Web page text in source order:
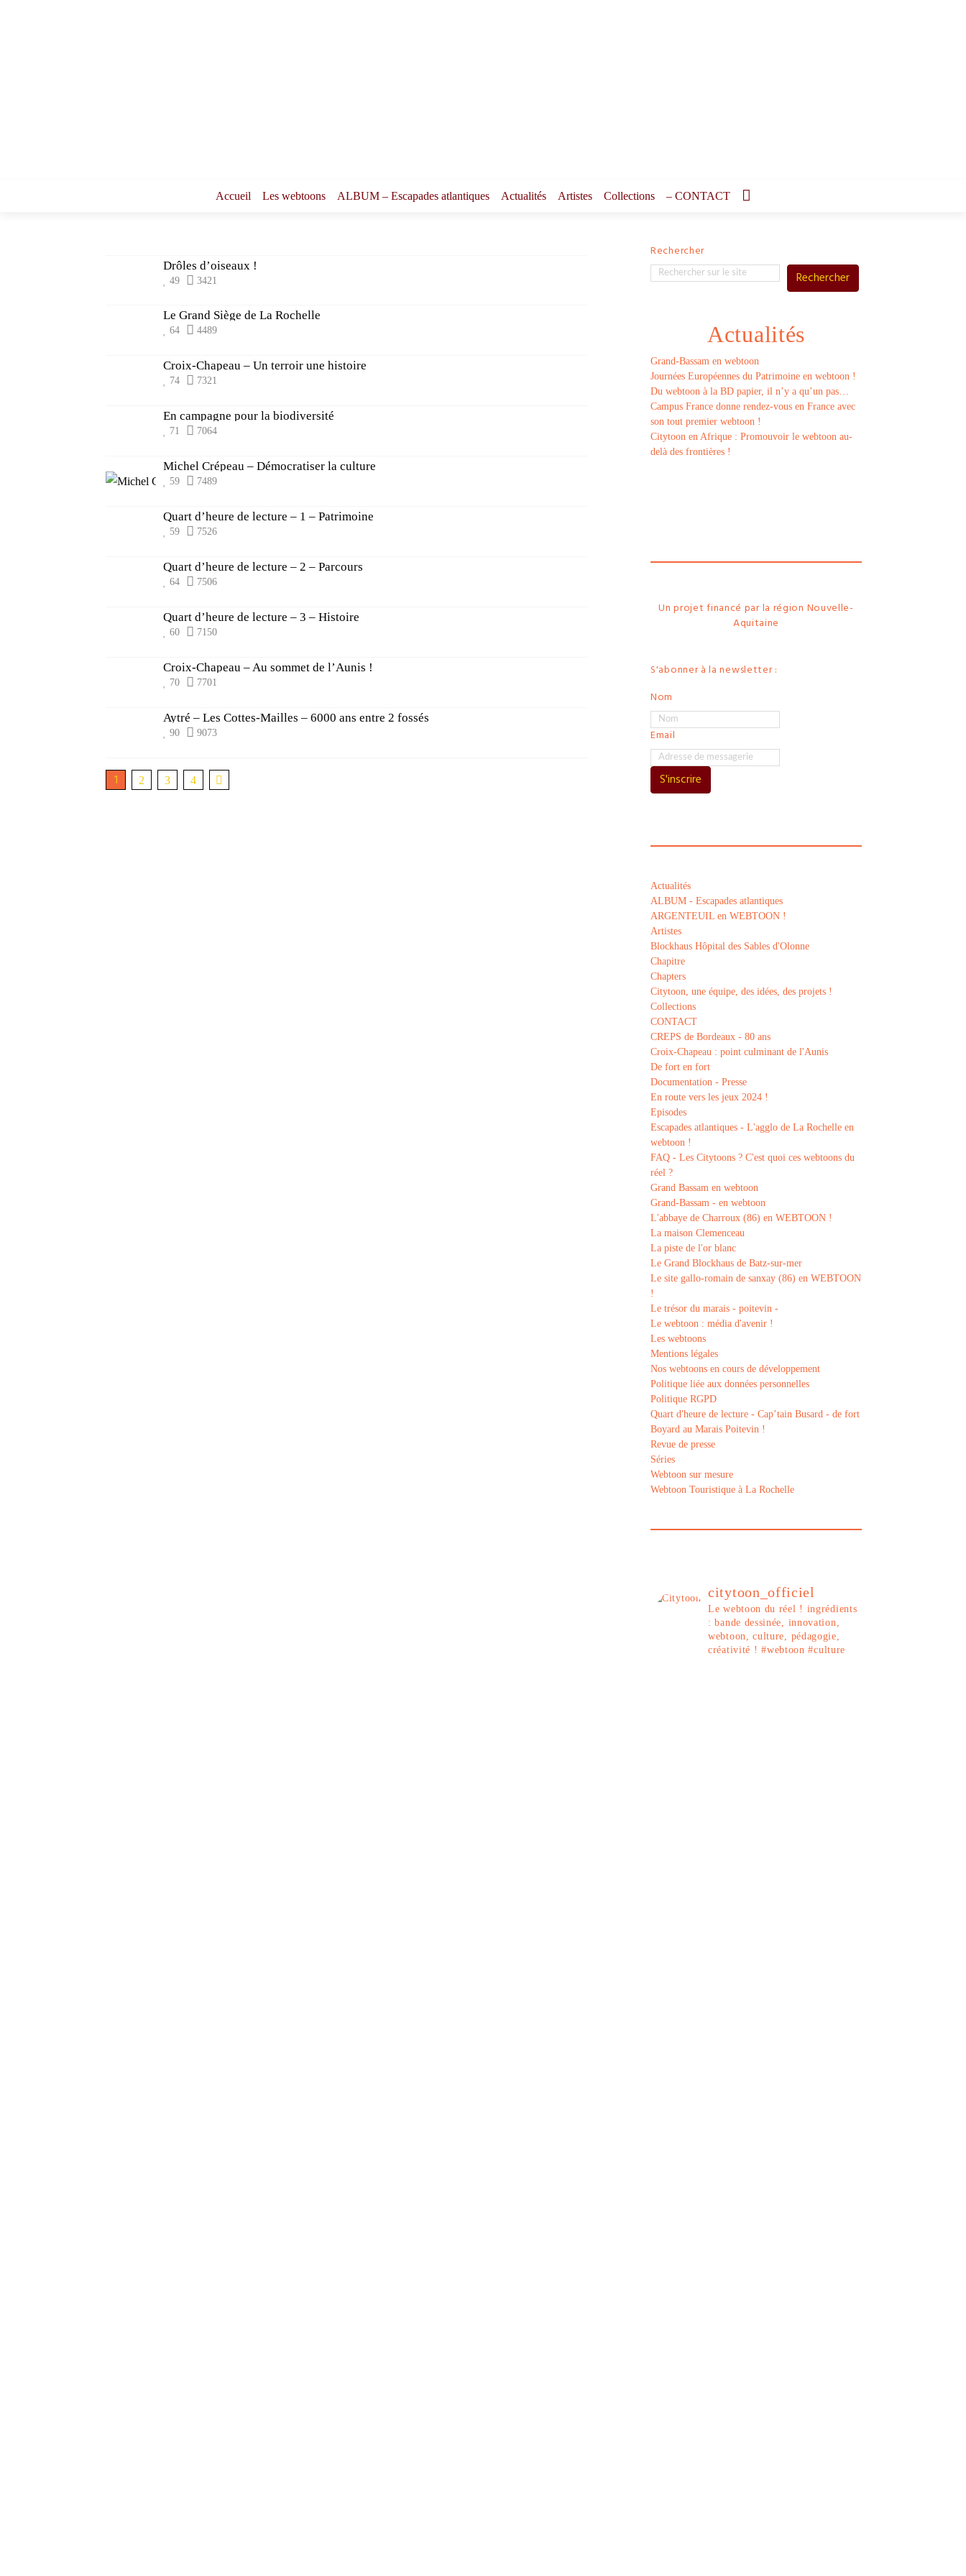
Accueil Les webtoons ALBUM – Escapades atlantiques Actualités Artistes Collections – CONTACT
Drôles d’oiseaux !
49 3421
Le Grand Siège de La Rochelle
64 4489
Croix-Chapeau – Un terroir une histoire
74 7321
En campagne pour la biodiversité
71 7064
Michel Crépeau – Démocratiser la culture
59 7489
Quart d’heure de lecture – 1 – Patrimoine
59 7526
Quart d’heure de lecture – 2 – Parcours
64 7506
Quart d’heure de lecture – 3 – Histoire
60 7150
Croix-Chapeau – Au sommet de l’Aunis !
70 7701
Aytré – Les Cottes-Mailles – 6000 ans entre 2 fossés
90 9073
1 2 3 4
Rechercher
Rechercher
Actualités
Grand-Bassam en webtoon
Journées Européennes du Patrimoine en webtoon !
Du webtoon à la BD papier, il n’y a qu’un pas…
Campus France donne rendez-vous en France avec
son tout premier webtoon !
Citytoon en Afrique : Promouvoir le webtoon au-
delà des frontières !
Un projet financé par la région Nouvelle-
Aquitaine
S'abonner à la newsletter :
Nom
Email
S'inscrire
Actualités
ALBUM - Escapades atlantiques
ARGENTEUIL en WEBTOON !
Artistes
Blockhaus Hôpital des Sables d'Olonne
Chapitre
Chapters
Citytoon, une équipe, des idées, des projets !
Collections
CONTACT
CREPS de Bordeaux - 80 ans
Croix-Chapeau : point culminant de l'Aunis
De fort en fort
Documentation - Presse
En route vers les jeux 2024 !
Episodes
Escapades atlantiques - L'agglo de La Rochelle en
webtoon !
FAQ - Les Citytoons ? C'est quoi ces webtoons du
réel ?
Grand Bassam en webtoon
Grand-Bassam - en webtoon
L'abbaye de Charroux (86) en WEBTOON !
La maison Clemenceau
La piste de l'or blanc
Le Grand Blockhaus de Batz-sur-mer
Le site gallo-romain de sanxay (86) en WEBTOON
!
Le trésor du marais - poitevin -
Le webtoon : média d'avenir !
Les webtoons
Mentions légales
Nos webtoons en cours de développement
Politique liée aux données personnelles
Politique RGPD
Quart d'heure de lecture - Cap’tain Busard - de fort
Boyard au Marais Poitevin !
Revue de presse
Séries
Webtoon sur mesure
Webtoon Touristique à La Rochelle
citytoon_officiel
Le webtoon du réel ! ingrédients
: bande dessinée, innovation,
webtoon, culture, pédagogie,
créativité ! #webtoon #culture